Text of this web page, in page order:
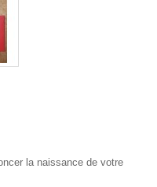
la naissance de votre